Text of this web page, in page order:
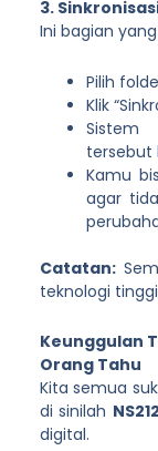
3.
Ini bagian
Pilih
Klik
Sistem
tersebut
Kamu
agar
Catatan:
teknologi
Keunggulan
Orang Tahu
Kita semua
di sinilah
digital.